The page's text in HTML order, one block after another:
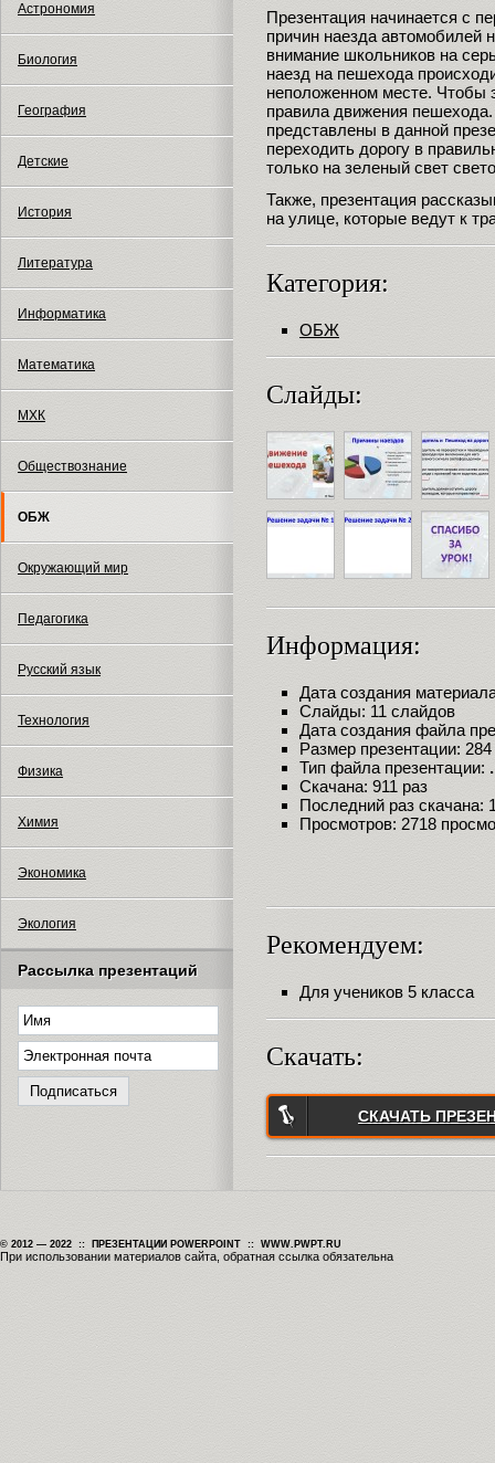
Астрономия
Биология
География
Детские
История
Литература
Информатика
Математика
МХК
Обществознание
ОБЖ
Окружающий мир
Педагогика
Русский язык
Технология
Физика
Химия
Экономика
Экология
Рассылка презентаций
Презентация начинается с
причин наезда автомобилей
внимание школьников на
наезд на пешехода
неположенном месте. Чтобы
правила движения
представлены в данной
переходить дорогу в
только на зеленый свет
Также, презентация
на улице, которые ведут к
Категория:
ОБЖ
Слайды:
Информация:
Дата создания
Слайды: 11 слайдов
Дата создания файла
Размер презентации:
Тип файла презентации:
Скачана: 911 раз
Последний раз скачана:
Просмотров: 2718
Рекомендуем:
Для учеников 5 класса
Скачать:
СКАЧАТЬ
© 2012 — 2022 :: ПРЕЗЕНТАЦИИ POWERPOINT :: WWW.PWPT.RU
При использовании материалов сайта, обратная ссылка обязательна